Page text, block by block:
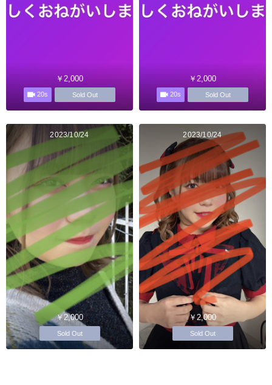
￥2,000
20s Sold Out
￥2,000
20s Sold Out
2023/10/24
￥2,000
Sold Out
2023/10/24
￥2,000
Sold Out